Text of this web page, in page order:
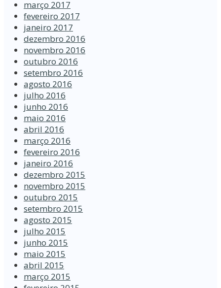
março 2017
fevereiro 2017
janeiro 2017
dezembro 2016
novembro 2016
outubro 2016
setembro 2016
agosto 2016
julho 2016
junho 2016
maio 2016
abril 2016
março 2016
fevereiro 2016
janeiro 2016
dezembro 2015
novembro 2015
outubro 2015
setembro 2015
agosto 2015
julho 2015
junho 2015
maio 2015
abril 2015
março 2015